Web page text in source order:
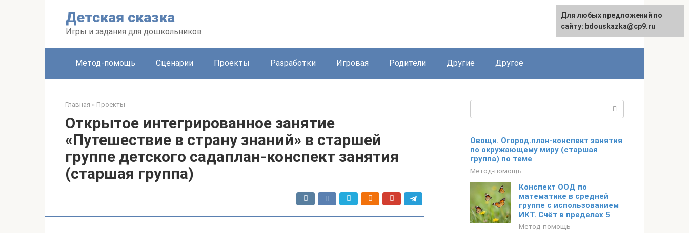
Детская сказка
Игры и задания для дошкольников
Метод-помощь Сценарии Проекты Разработки Игровая Родители Другие Другое
Главная » Проекты
Открытое интегрированное занятие
«Путешествие в страну знаний» в старшей
группе детского садаплан-конспект занятия
(старшая группа)
Овощи. Огород.план-конспект занятия
по окружающему миру (старшая
группа) по теме
Метод-помощь
Конспект ООД по
математике в средней
группе с использованием
ИКТ. Счёт в пределах 5
Метод-помощь
Для любых предложений по
сайту: bdouskazka@cp9.ru